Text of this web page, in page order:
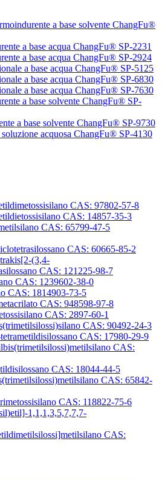
a base solvente ChangFu®
a base acqua ChangFu® SP-2231
a base acqua ChangFu® SP-2924
a base acqua ChangFu® SP-5125
a base acqua ChangFu® SP-6830
a base acqua ChangFu® SP-7630
a base solvente ChangFu® SP-
a base solvente ChangFu® SP-9730
acquosa ChangFu® SP-4130
CAS: 97802-57-8
CAS: 14857-35-3
CAS: 65799-47-5
CAS: 60665-85-2
(3,4-
CAS: 121225-98-7
CAS: 1239602-38-0
CAS: 1814903-73-5
CAS: 948598-97-8
CAS: 2897-60-1
CAS: 90492-24-3
CAS: 17980-29-9
CAS:
CAS: 18044-44-5
CAS: 65842-
CAS: 118822-75-6
1,1,1,3,5,7,7,7-
CAS: